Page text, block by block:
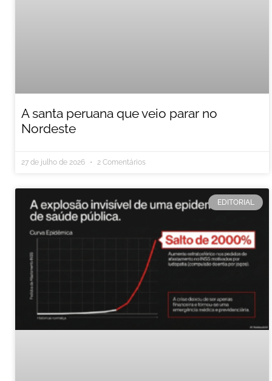
A santa peruana que veio parar no
Nordeste
27 de julho de 2026 2 Comentários
EDITORIAL